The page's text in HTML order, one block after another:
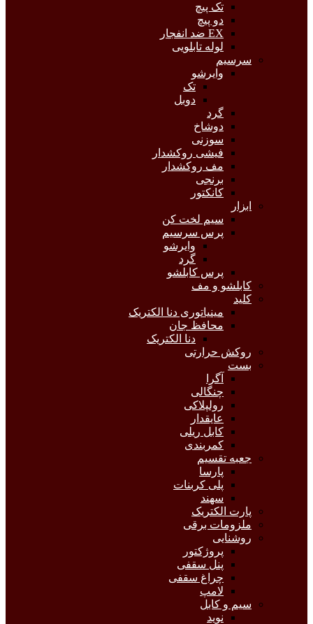
تک پیچ
دو پیچ
EX ضد انفجار
لوله تابلویی
سرسیم
وایرشو
تک
دوبل
گرد
دوشاخ
سوزنی
فیشی روکشدار
مف روکشدار
برنجی
کانکتور
ابزار
سیم لخت کن
پرس سرسیم
وایرشو
گرد
پرس کابلشو
کابلشو و مف
کلید
مینیاتوری دنا الکتریک
محافظ جان
دنا الکتریک
روکش حرارتی
بست
آگرا
چنگالی
رولپلاکی
عایقدار
کابل ریلی
کمربندی
جعبه تقسیم
پارسا
پلی کربنات
سهند
پارت الکتریک
ملزومات برقی
روشنایی
پروژکتور
پنل سقفی
چراغ سقفی
لامپ
سیم و کابل
نوید